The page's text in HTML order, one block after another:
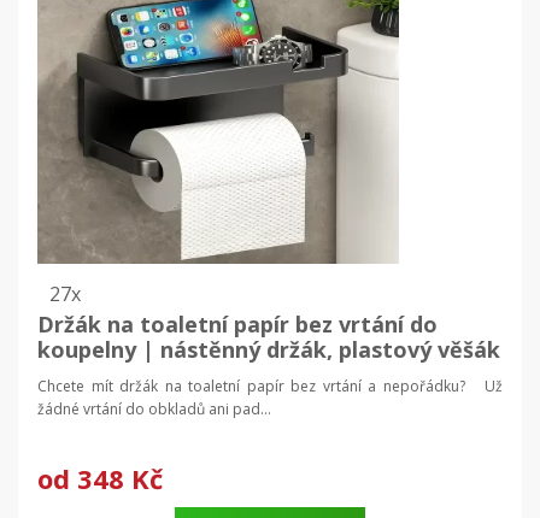
27x
Držák na toaletní papír bez vrtání do
koupelny | nástěnný držák, plastový věšák
Chcete mít držák na toaletní papír bez vrtání a nepořádku? Už
žádné vrtání do obkladů ani pad...
od 348 Kč